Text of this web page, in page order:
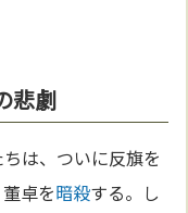
悲劇
は、ついに反旗を
卓を暗殺する。し